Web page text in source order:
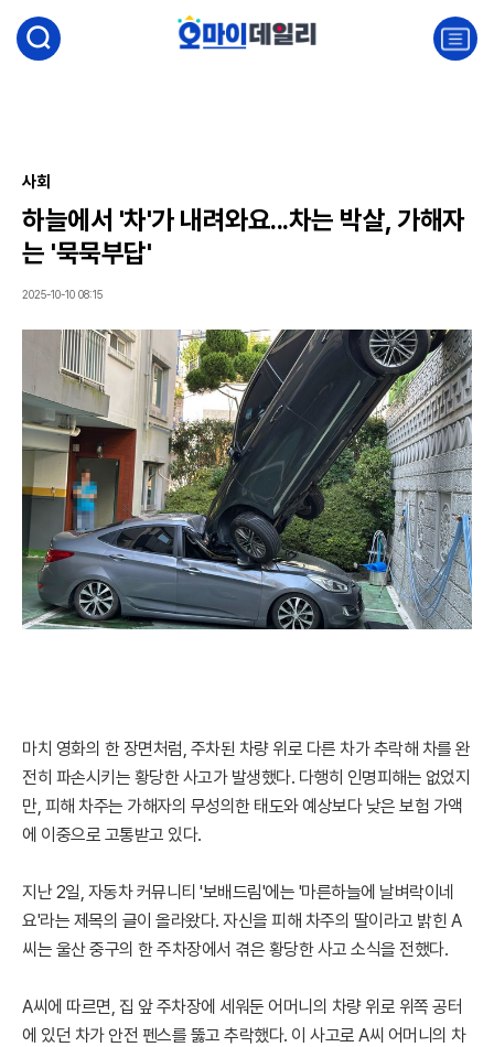
검
색
주
치
기
사회
하늘에서 '차'가 내려와요...차는 박살, 가해자
는 '묵묵부답'
2025-10-10 08:15
마치 영화의 한 장면처럼, 주차된 차량 위로 다른 차가 추락해 차를 완
전히 파손시키는 황당한 사고가 발생했다. 다행히 인명피해는 없었지
만, 피해 차주는 가해자의 무성의한 태도와 예상보다 낮은 보험 가액
에 이중으로 고통받고 있다.
지난 2일, 자동차 커뮤니티 '보배드림'에는 '마른하늘에 날벼락이네
요'라는 제목의 글이 올라왔다. 자신을 피해 차주의 딸이라고 밝힌 A
씨는 울산 중구의 한 주차장에서 겪은 황당한 사고 소식을 전했다.
A씨에 따르면, 집 앞 주차장에 세워둔 어머니의 차량 위로 위쪽 공터
에 있던 차가 안전 펜스를 뚫고 추락했다. 이 사고로 A씨 어머니의 차